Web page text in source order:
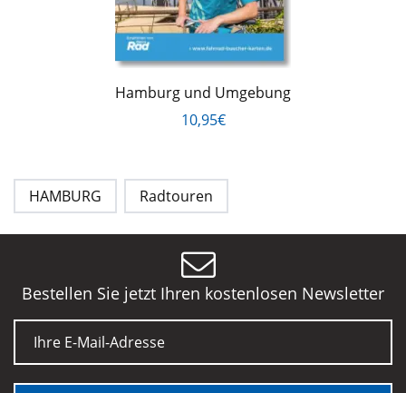
Hamburg und Umgebung
10,95€
HAMBURG Radtouren
Bestellen Sie jetzt Ihren kostenlosen Newsletter
E-Mail